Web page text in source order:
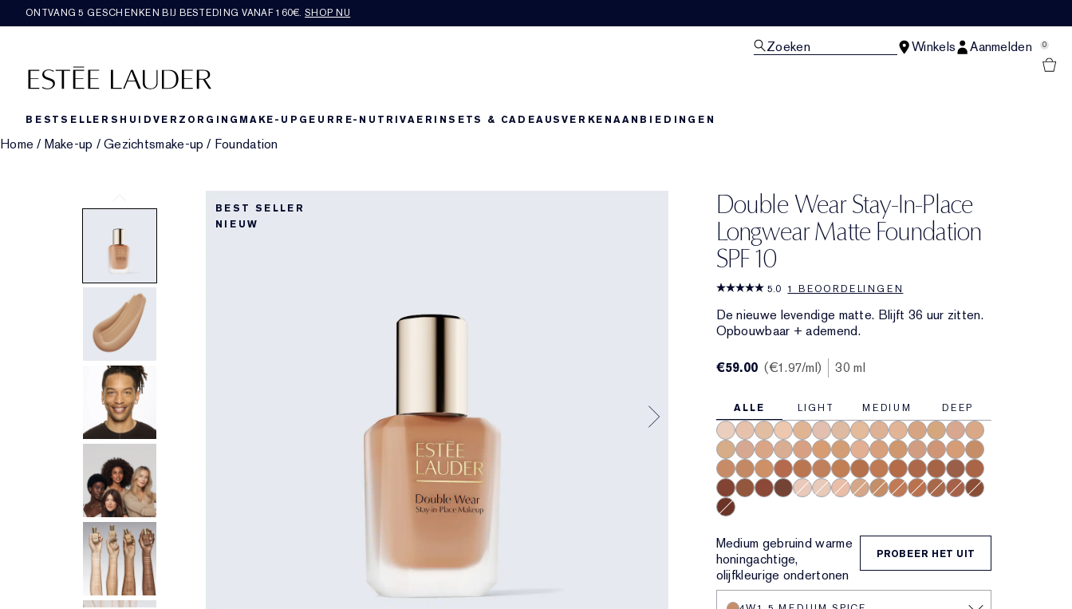
ONTVANG 5 GESCHENKEN BIJ BESTEDING VANAF 160€.SHOP NU
Zoeken Winkels Aanmelden 0
BESTSELLERS HUIDVERZORGING MAKE-UP GEUR RE-NUTRIVAERINSETS & CADEAUSVERKENAANBIEDINGEN
Home / Make-up /Gezichtsmake-up / Foundation
Double Wear Stay-In-Place
Longwear Matte Foundation
SPF 10
5.0 1 BEOORDELINGEN
De nieuwe levendige matte. Blijft 36 uur zitten.
Opbouwbaar + ademend.
BEST SELLER
NIEUW
€59.00 €1.97/ml 30 ml
ALLE LIGHT MEDIUM DEEP
0N1 Alabaster
1N0 Porcelain
1W0 Warm Porcelain
1N1 Ivory Nude
1W1 Bone
1C2 Petal
1N2 Ecru
1W2 Sand
2C1 Pure Beige
2N1 Desert Beige
2W1 Dawn
2W1.5 Natural Suede
2C2 Pale Almond
2N2 Buff
2W2 Rattan
2C3 Fresco
2N3 Dolce
3C0 Cool Crème
3N1 Ivory Beige
3W1 Tawny
3W1.5 Fawn
3C2 Pebble
3N2 Wheat
3W2 Cashew
4C1 Outdoor Beige
4N1 Shell Beige
4W1 Honey Bronze
4W1.5 Medium
4N2 Spiced Sand
4N3 Maple Sugar
4W4 Hazel
5C1 Rich Chestnut
5N1.5 Maple
5W1 Bronze
5W1.5 Cinnamon
5N2 Amber Honey
5W2 Rich Caramel
5N3 Spiced Amber
6C1 Rich Cocoa
6W1 Sandalwood
6N2 Truffle
6W2 Nutmeg
7C1 Rich Mahogany
7W1 Deep Spice
Medium gebruind warme
honingachtige,
olijfkleurige ondertonen
PROBEER HET UIT